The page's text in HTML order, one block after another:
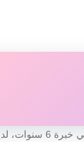
مساعدة الاخرين وتقديم الدعم لهم.